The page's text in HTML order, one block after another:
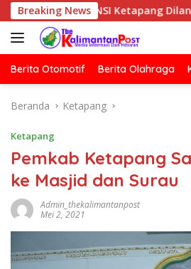
Langsung
ke
konten
Breaking News
HNSI Ketapang Dilantik
Berita Otomotif Berita Olahraga
Beranda Ketapang
Ketapang
Pemkab Ketapang
ke Masjid dan Surau
Admin_thekalimantanpost
Mei 2, 2021